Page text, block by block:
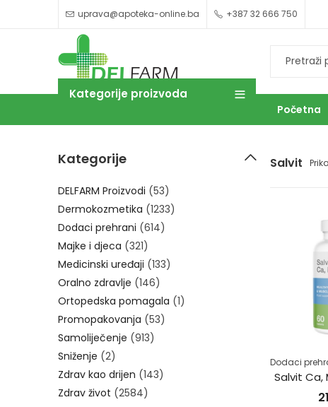
uprava@apoteka-online.ba +387 32 666 750
Kategorije proizvoda
Početna
Salvit
Dodaci
Salvit Ca,
Kategorije
DELFARM Proizvodi (53)
Dermokozmetika (1233)
Dodaci prehrani (614)
Majke i djeca (321)
Medicinski uređaji (133)
Oralno zdravlje (146)
Ortopedska pomagala (1)
Promopakovanja (53)
Samoliječenje (913)
Sniženje (2)
Zdrav kao drijen (143)
Zdrav život (2584)